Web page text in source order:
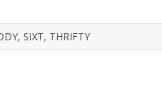
SIXT, THRIFTY